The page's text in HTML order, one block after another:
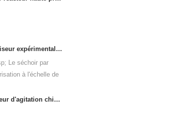
atomiseur expérimental à petite échelle pour laboratoires
Le séchoir par
à l'échelle de
dans les
réacteur d'agitation chimique en acier inoxydable à haute pression